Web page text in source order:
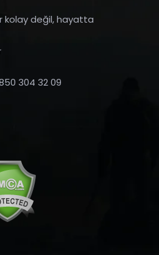
kolay değil, hayatta
304 32 09